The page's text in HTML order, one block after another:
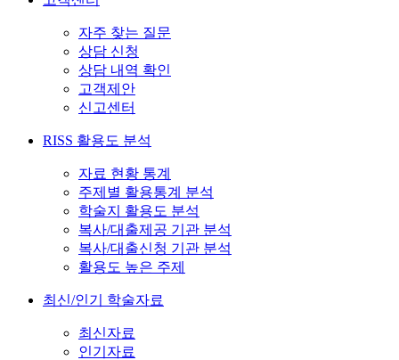
자주 찾는 질문
상담 신청
상담 내역 확인
고객제안
신고센터
RISS 활용도 분석
자료 현황 통계
주제별 활용통계 분석
학술지 활용도 분석
복사/대출제공 기관 분석
복사/대출신청 기관 분석
활용도 높은 주제
최신/인기 학술자료
최신자료
인기자료